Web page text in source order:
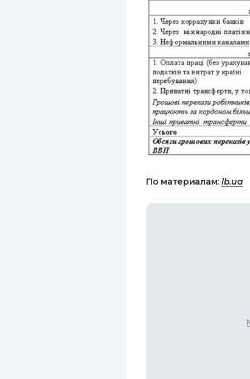
По материалам: lb.ua